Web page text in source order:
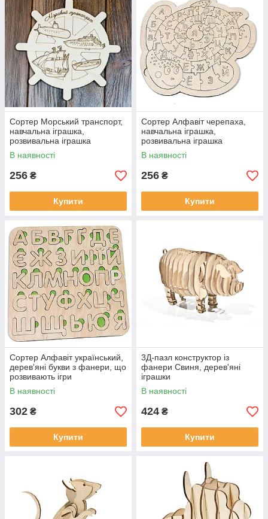
Сортер Морський транспорт,
навчальна іграшка,
розвивальна іграшка
В наявності
256 ₴
Купити
Сортер Алфавіт черепаха,
навчальна іграшка,
розвивальна іграшка
В наявності
256 ₴
Купити
Сортер Алфавіт український,
дерев'яні букви з фанери, що
розвивають ігри
В наявності
302 ₴
Купити
3Д-пазл конструктор із
фанери Свиня, дерев'яні
іграшки
В наявності
424 ₴
Купити